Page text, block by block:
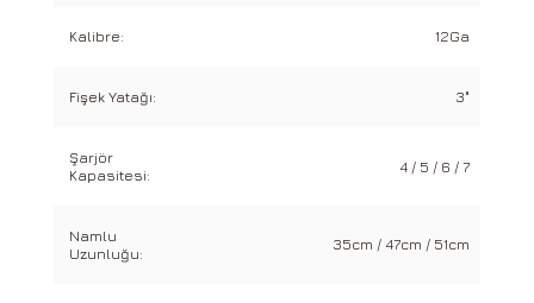
Kalibre: 12Ga
Fişek Yatağı: 3"
Şarjör
Kapasitesi:
4 / 5 / 6 / 7
Namlu
Uzunluğu:
35cm / 47cm / 51cm